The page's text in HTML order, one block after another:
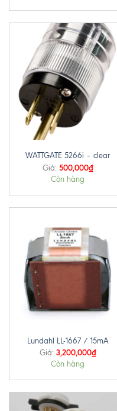
WATTGATE 5266i – clear
Giá: 500,000₫
Còn hàng
Lundahl LL-1667 / 15mA
Giá: 3,200,000₫
Còn hàng